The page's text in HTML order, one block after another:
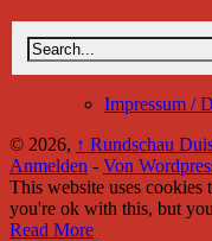
Impressum /
© 2026, ↑ Rundschau
Anmelden - Von
This website uses cookies
you're ok with this, but
Read More